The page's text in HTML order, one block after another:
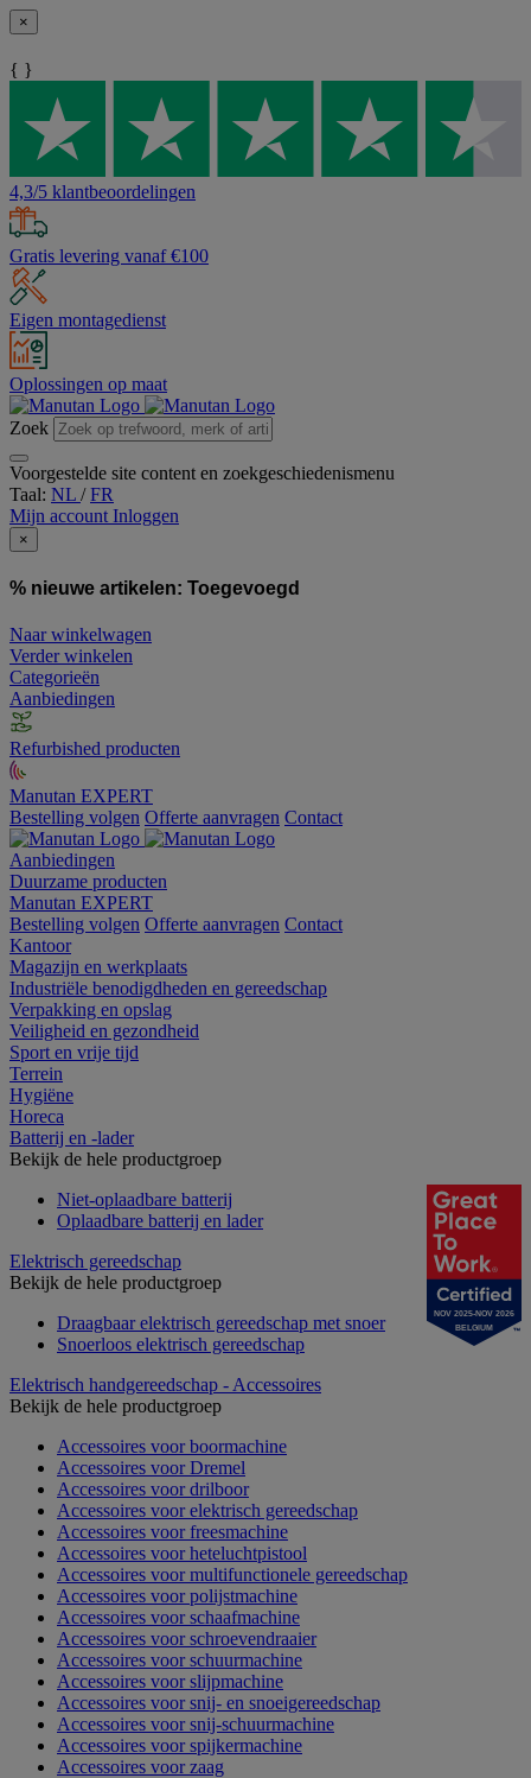
×
{ }
4,3/5 klantbeoordelingen
Gratis levering vanaf €100
Eigen montagedienst
Oplossingen op maat
Zoek
Voorgestelde site content en zoekgeschiedenismenu
Taal: NL /FR
Mijn account Inloggen
×
% nieuwe artikelen: Toegevoegd
Naar winkelwagen
Verder winkelen
Categorieën
Aanbiedingen
Refurbished producten
Manutan EXPERT
Bestelling volgen Offerte aanvragen Contact
Aanbiedingen
Duurzame producten
Manutan EXPERT
Bestelling volgen Offerte aanvragen Contact
Kantoor
Magazijn en werkplaats
Industriële benodigdheden en gereedschap
Verpakking en opslag
Veiligheid en gezondheid
Sport en vrije tijd
Terrein
Hygiëne
Horeca
Batterij en -lader
Bekijk de hele productgroep
Niet-oplaadbare batterij
Oplaadbare batterij en lader
Elektrisch gereedschap
Bekijk de hele productgroep
Draagbaar elektrisch gereedschap met snoer
Snoerloos elektrisch gereedschap
Elektrisch handgereedschap - Accessoires
Bekijk de hele productgroep
Accessoires voor boormachine
Accessoires voor Dremel
Accessoires voor drilboor
Accessoires voor elektrisch gereedschap
Accessoires voor freesmachine
Accessoires voor heteluchtpistool
Accessoires voor multifunctionele gereedschap
Accessoires voor polijstmachine
Accessoires voor schaafmachine
Accessoires voor schroevendraaier
Accessoires voor schuurmachine
Accessoires voor slijpmachine
Accessoires voor snij- en snoeigereedschap
Accessoires voor snij-schuurmachine
Accessoires voor spijkermachine
Accessoires voor zaag
NOV 2025-NOV 2026
BELGIUM